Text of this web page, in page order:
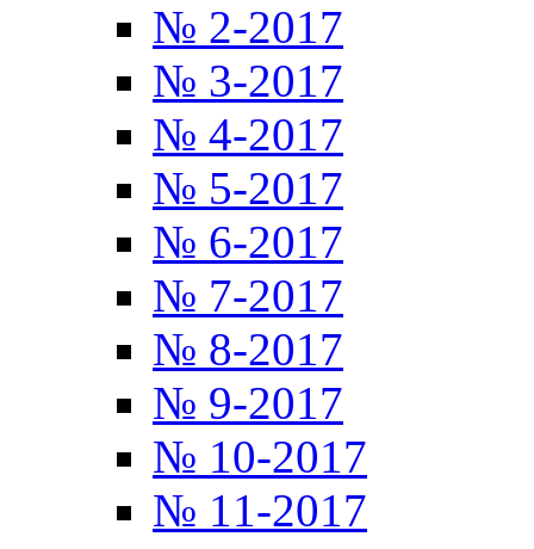
№ 2-2017
№ 3-2017
№ 4-2017
№ 5-2017
№ 6-2017
№ 7-2017
№ 8-2017
№ 9-2017
№ 10-2017
№ 11-2017